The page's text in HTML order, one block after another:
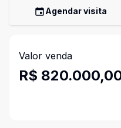
Agendar visita
Valor venda
R$